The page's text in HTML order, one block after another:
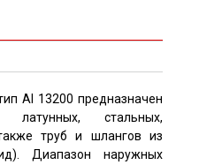
AI 13200 предназначен
стальных,
труб и шлангов из
Диапазон наружных